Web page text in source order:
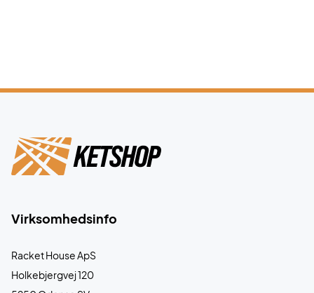
Virksomhedsinfo
Racket House ApS
Holkebjergvej 120